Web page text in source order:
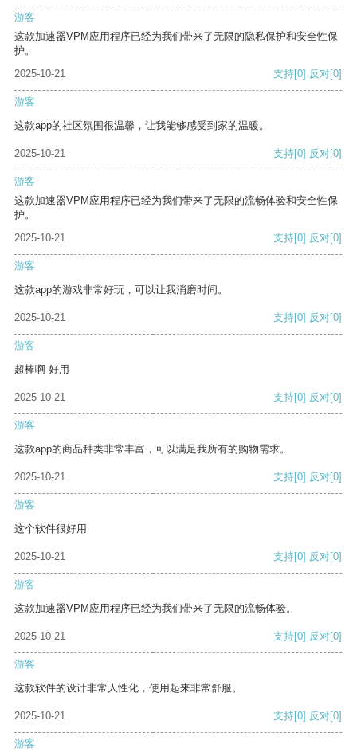
游客
这款加速器VPM应用程序已经为我们带来了无限的隐私保护和安全性保
护。
2025-10-21
支持[0] 反对[0]
游客
这款app的社区氛围很温馨，让我能够感受到家的温暖。
2025-10-21 支持[0] 反对[0]
游客
这款加速器VPM应用程序已经为我们带来了无限的流畅体验和安全性保
护。
2025-10-21
支持[0] 反对[0]
游客
这款app的游戏非常好玩，可以让我消磨时间。
2025-10-21 支持[0] 反对[0]
游客
超棒啊 好用
2025-10-21 支持[0] 反对[0]
游客
这款app的商品种类非常丰富，可以满足我所有的购物需求。
2025-10-21 支持[0] 反对[0]
游客
这个软件很好用
2025-10-21 支持[0] 反对[0]
游客
这款加速器VPM应用程序已经为我们带来了无限的流畅体验。
2025-10-21 支持[0] 反对[0]
游客
这款软件的设计非常人性化，使用起来非常舒服。
2025-10-21 支持[0] 反对[0]
游客